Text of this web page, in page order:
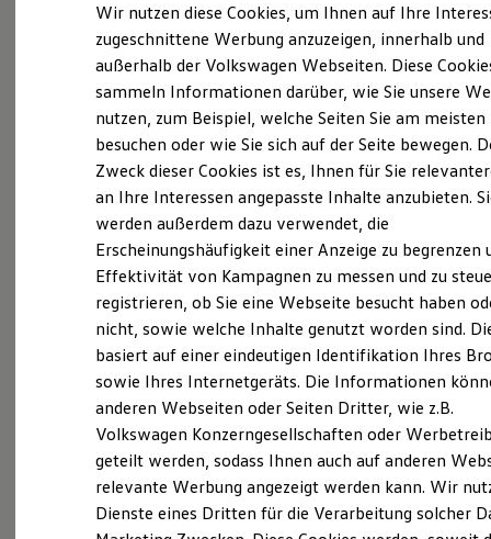
Elektroautos
ID. Tutorials
Elektrofahrzeugkonzepte
Reichweite
Reichweite der ID. Modelle
Reichweite im Winter
Laden
Laden unterwegs
Laden Zuhause
Ladezeitensimulator
Batterie
Sicherheit
Garantie und Lebensdauer
Nachhaltigkeit
Technologie
Kosten und Kauf
Verbrauchskosten
Kaufoptionen
E-Auto-Förderung
Software und Konnektivität
Die ID. Software 6
ID. Software Versionen und Updates
Digitale Extras
Schnittstellen zu Ihrem ID.
( Impressum & Rechtliches)
Profitieren Sie von starken
Vorteilen
Jederzeit mit den Fahrzeugen für Menschen mit
eingeschränkter Mobilität unabhängig und mobil
sein – ganz so, wie Sie es sich wünschen. Mit
Fahrhilfen und Assistenzsystemen von
Volkswagenstimmen Sie Ihr Wunschfahrzeug
genau auf Ihre Bedürfnisse ab. Entscheiden Sie
sich für Fahrhilfen vonVolkswagenund
Wir nutzen diese Cookies, um Ihnen auf Ihre
zugeschnittene Werbung anzuzeigen, innerhalb und
außerhalb der Volkswagen Webseiten. Diese
sammeln Informationen darüber, wie Sie unsere
nutzen, zum Beispiel, welche Seiten Sie am meisten
besuchen oder wie Sie sich auf der Seite bewegen.
Zweck dieser Cookies ist es, Ihnen für Sie
an Ihre Interessen angepasste Inhalte anzubieten.
werden außerdem dazu verwendet, die
Erscheinungshäufigkeit einer Anzeige zu begrenzen
Effektivität von Kampagnen zu messen und zu
registrieren, ob Sie eine Webseite besucht haben
nicht, sowie welche Inhalte genutzt worden sind.
basiert auf einer eindeutigen Identifikation Ihres
sowie Ihres Internetgeräts. Die Informationen
anderen Webseiten oder Seiten Dritter, wie z.B.
Volkswagen Konzerngesellschaften oder
geteilt werden, sodass Ihnen auch auf anderen
relevante Werbung angezeigt werden kann. Wir
Dienste eines Dritten für die Verarbeitung solcher